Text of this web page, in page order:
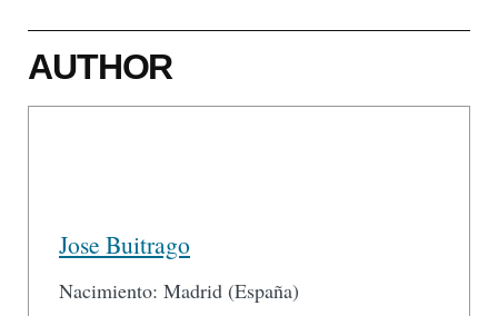
AUTHOR
Jose Buitrago
Nacimiento: Madrid (España)